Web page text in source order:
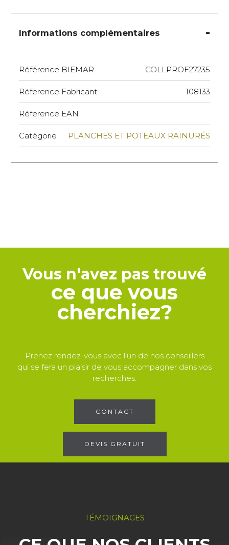
Informations complémentaires
Référence BIEMAR COLLPROF27235
Réference Fabricant 108133
Réference EAN
Catégorie PLANCHES ET POTEAUX RAINURÉS
Vous n'avez pas trouvé
ce que vous
cherchiez?
Prenez rendez-vous avec l'un de nos conseillers
qui se fera un plaisir de vous accompagner dans vos
recherches.
CONTACT
DEVIS GRATUIT
TÉMOIGNAGES